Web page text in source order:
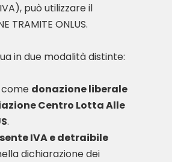
può utilizzare il
TRAMITE ONLUS.
in due modalità distinte:
come donazione liberale
Centro Lotta Alle
.
IVA e detraibile
dichiarazione dei